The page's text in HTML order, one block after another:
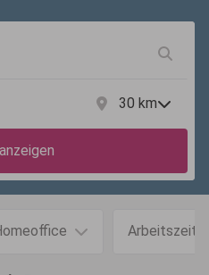
30 km
Arbeitszeit